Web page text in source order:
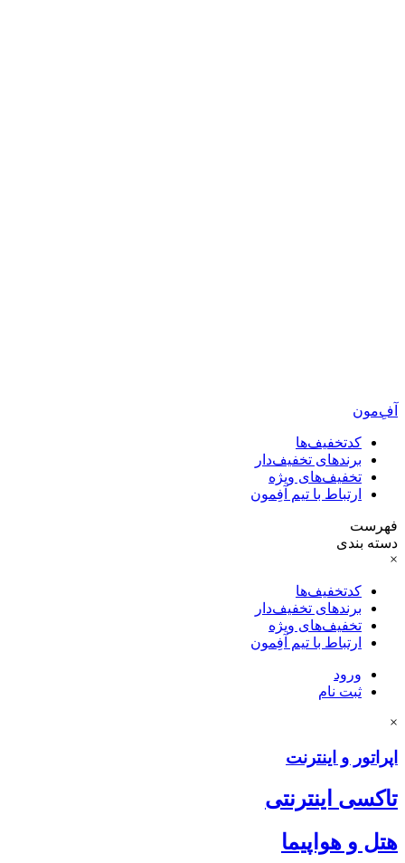
آفِ‌مون
کدتخفیف‌ها
برندهای تخفیف‌دار
تخفیف‌های ویژه
ارتباط با تیم آفِمون
فهرست
دسته بندی
×
کدتخفیف‌ها
برندهای تخفیف‌دار
تخفیف‌های ویژه
ارتباط با تیم آفِمون
ورود
ثبت نام
×
اپراتور و اینترنت
تاکسی اینترنتی
هتل و هواپیما